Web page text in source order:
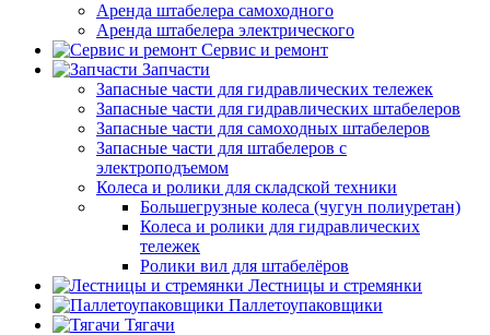
Аренда штабелера самоходного
Аренда штабелера электрического
Сервис и ремонт
Запчасти
Запасные части для гидравлических тележек
Запасные части для гидравлических штабелеров
Запасные части для самоходных штабелеров
Запасные части для штабелеров с
электроподъемом
Колеса и ролики для складской техники
Большегрузные колеса (чугун полиуретан)
Колеса и ролики для гидравлических
тележек
Ролики вил для штабелёров
Лестницы и стремянки
Паллетоупаковщики
Тягачи